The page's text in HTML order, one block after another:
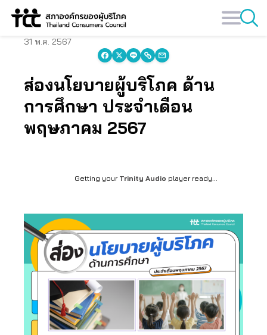
Skip
31 พ.ค. 2567
ส่องนโยบายผู้บริโภค ด้าน
การศึกษา ประจำเดือน
พฤษภาคม 2567
Getting your Trinity Audio player ready...